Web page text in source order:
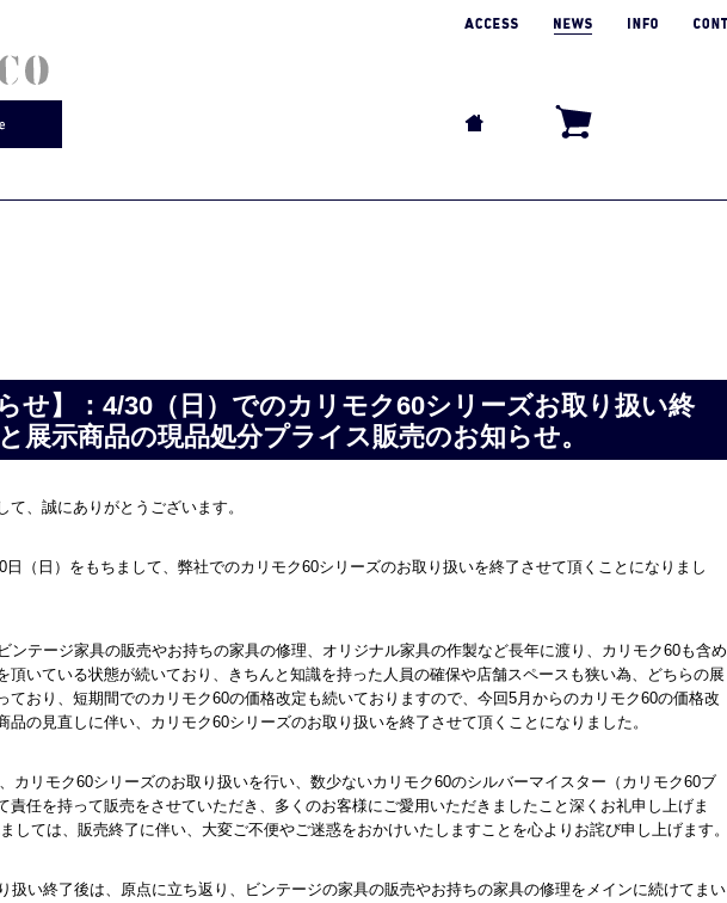
せ】：4/30（日）でのカリモク60シリーズお取り扱い終
展示商品の現品処分プライス販売のお知らせ。
、誠にありがとうございます。
日（日）をもちまして、弊社でのカリモク60シリーズのお取り扱いを終了させて頂くことになりまし
ンテージ家具の販売やお持ちの家具の修理、オリジナル家具の作製など長年に渡り、カリモク60も含め
頂いている状態が続いており、きちんと知識を持った人員の確保や店舗スペースも狭い為、どちらの展
ており、短期間でのカリモク60の価格改定も続いておりますので、今回5月からのカリモク60の価格改
品の見直しに伴い、カリモク60シリーズのお取り扱いを終了させて頂くことになりました。
カリモク60シリーズのお取り扱いを行い、数少ないカリモク60のシルバーマイスター（カリモク60ブ
責任を持って販売をさせていただき、多くのお客様にご愛用いただきましたこと深くお礼申し上げま
しては、販売終了に伴い、大変ご不便やご迷惑をおかけいたしますことを心よりお詫び申し上げます。
扱い終了後は、原点に立ち返り、ビンテージの家具の販売やお持ちの家具の修理をメインに続けてまい